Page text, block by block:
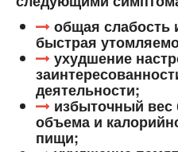
общая слабость
быстрая
ухудшение
деятельности;
избыточный вес
объема и
пищи;